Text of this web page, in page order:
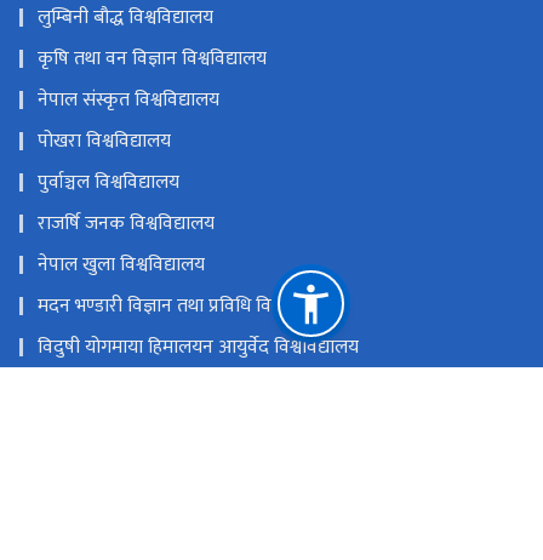
लुम्बिनी बौद्ध विश्वविद्यालय
कृषि तथा वन विज्ञान विश्वविद्यालय
नेपाल संस्कृत विश्वविद्यालय
पोखरा विश्वविद्यालय
पुर्वाञ्चल विश्वविद्यालय
राजर्षि जनक विश्वविद्यालय
नेपाल खुला विश्वविद्यालय
मदन भण्डारी विज्ञान तथा प्रविधि विश्वविद्यालय
विदुषी योगमाया हिमालयन आयुर्वेद विश्वविद्यालय